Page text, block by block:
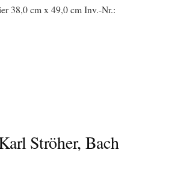
38,0 cm x 49,0 cm Inv.-Nr.:
Ströher, Bach